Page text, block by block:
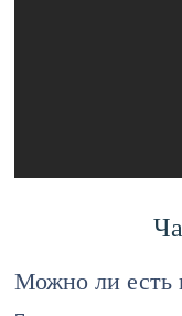
Можно ли есть